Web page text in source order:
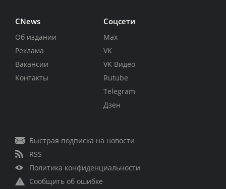
CNews
Об издании
Реклама
Вакансии
Контакты
Соцсети
Max
VK
VK Видео
Rutube
Telegram
Дзен
Быстрая подписка на новости
RSS
Политика конфиденциальности
Сообщить об ошибке